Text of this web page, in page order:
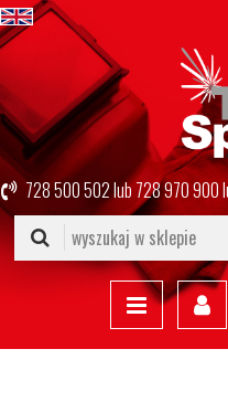
728 500 502lub728 970 900